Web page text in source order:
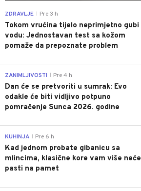
ZDRAVLJE Pre 3 h
Tokom vrućina tijelo neprimjetno gubi
vodu: Jednostavan test sa kožom
pomaže da prepoznate problem
ZANIMLJIVOSTI Pre 4 h
Dan će se pretvoriti u sumrak: Evo
odakle će biti vidljivo potpuno
pomračenje Sunca 2026. godine
KUHINJA Pre 6 h
Kad jednom probate gibanicu sa
mlincima, klasične kore vam više neće
pasti na pamet